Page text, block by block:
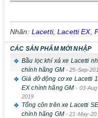
Nhãn: Lacetti,Lacetti EX,
CÁC SẢN PHẨM MỚI NHẬP
Bầu lọc khí xả xe Lacetti
chính hãng GM-25-Sep-
Giá đỡ động cơ xe Lacetti
EX chính hãng GM - 03-
2019
Tổng côn trên xe Lacetti SE
chính hãng GM-21-May-